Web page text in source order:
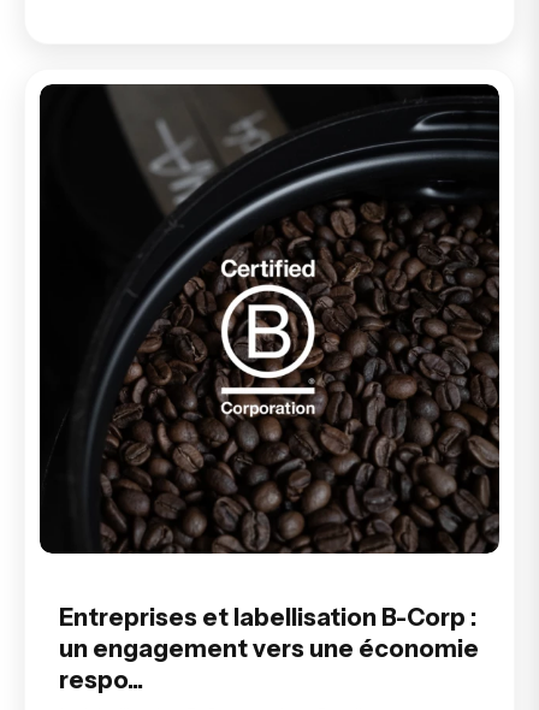
Entreprises et labellisation B-Corp :
un engagement vers une économie
respo...